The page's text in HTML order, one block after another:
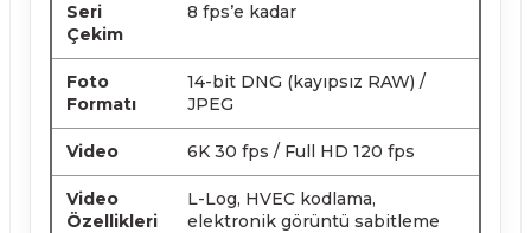
Seri
Çekim
8 fps’e kadar
Foto
Formatı
14-bit DNG (kayıpsız RAW) /
JPEG
Video 6K 30 fps / Full HD 120 fps
Video
Özellikleri
L-Log, HVEC kodlama,
elektronik görüntü sabitleme